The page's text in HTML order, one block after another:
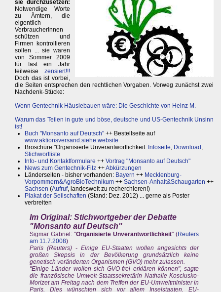
sie durchzusetzen:
Notwendige Worte
zu Ämtern, die
eigentlich
VerbraucherInnen
schützen und
Firmen kontrollieren
sollen ... sie waren
von Sommer 2009
für fast ein Jahr
teilweisezensiert!!!
Doch das ist vorbei,
die Seiten entsprechen den rechtlichen Vorgaben. Vorweg zunächst zwei
Nachdenk-Stücke:
Wenn Gentechnik Häuslebauen wäre: Die Geschichte von Heinz M.
Warum das Teilen in gute und böse, deutsche und US-Gentechnik Unsinn
ist!
Buch "Monsanto auf Deutsch" ++ Bestellseite auf
www.aktionsversand.siehe.website
Broschüre "Organisierte Unverantwortlichkeit: Infoseite, Download ,
Stichwortliste
Info- und Kontaktformulare ++ Vortrag "Monsanto auf Deutsch"
News zum Gentechnik-Filz ++Abkürzungen
Länderseiten - bisher vorhanden: Bayern ++ Mecklenburg-
Vorpommern&AgroBioTechnikum ++ Sachsen-Anhalt&Schaugarten ++
Sachsen (Aufruf, landesweit zu recherchieren!)
Plakat der Seilschaften (Stand: Dez. 2012) ... gerne als Poster
verbreiten
Im Original: Stichwortgeber der Debatte
"Monsanto auf Deutsch"
Sigmar Gabriel: "Organisierte Unverantwortlichkeit" (Reuters
am 11.7.2008)
Paris (Reuters) - Einige EU-Staaten wollen angesichts der
großen Skepsis in der Bevölkerung grundsätzlich keine
genetisch veränderten Organismen (GVO) mehr zulassen.
"Einige Länder wollen sich GVO-frei erklären können", sagte
die französische Umwelt-Staatssekretärin Nathalie Kosciusko-
Morizet am Freitag nach dem Treffen der EU-Umweltminister in
Paris. Dies wünschten sich vor allem Inselstaaten. EU-